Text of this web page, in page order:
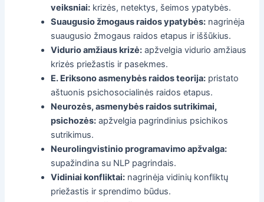
veiksniai: krizės, netektys, šeimos ypatybės.
Suaugusio žmogaus raidos ypatybės: nagrinėja
suaugusio žmogaus raidos etapus ir iššūkius.
Vidurio amžiaus krizė: apžvelgia vidurio amžiaus
krizės priežastis ir pasekmes.
E. Eriksono asmenybės raidos teorija: pristato
aštuonis psichosocialinės raidos etapus.
Neurozės, asmenybės raidos sutrikimai,
psichozės: apžvelgia pagrindinius psichikos
sutrikimus.
Neurolingvistinio programavimo apžvalga:
supažindina su NLP pagrindais.
Vidiniai konfliktai: nagrinėja vidinių konfliktų
priežastis ir sprendimo būdus.